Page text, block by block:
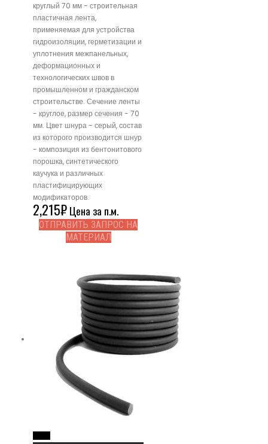
круглый 70 мм - строительная
пластичная лента,
применяемая для устройства
гидроизоляции, герметизации и
уплотнения межпанельных,
деформационных и
технологических швов в
промышленном и гражданском
строительстве. Сечение ленты
- круглое, размер сечения - 70
мм. Цвет шнура - серый, состав
из которого производится шнур
- композиция из бентонитового
порошка, синтетического
каучука и различных
пластифицирующих
модификаторов.
2,215₽Цена за п.м.
ОТПРАВИТЬ ЗАПРОС НА
МАТЕРИАЛ